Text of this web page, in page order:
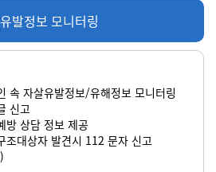
발정보 모니터링
속 자살유발정보/유해정보 모니터링
신고
방 상담 정보 제공
조대상자 발견시 112 문자 신고